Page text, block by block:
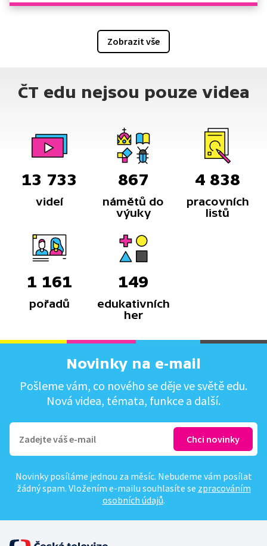
Zobrazit vše
ČT edu nejsou pouze videa
13 733
videí
867
námětů do
výuky
4 838
pracovních
listů
1 161
pořadů
149
edukativních
her
Novinky na e-mail
Pošleme vám, co nového se děje ve světě edu.
Nová videa, témata, funkce a další.
Novinky posíláme jednou za měsíc. Nebudeme vám posílat
žádný spam. Vložením e-mailu souhlasíte se zpracováním
osobních údajů.